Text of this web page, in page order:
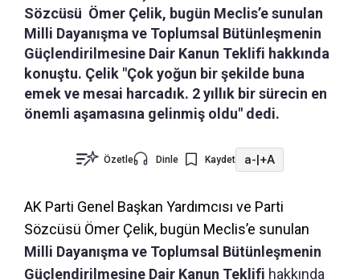
Sözcüsü Ömer Çelik, bugün Meclis’e sunulan
Milli Dayanışma ve Toplumsal Bütünleşmenin
Güçlendirilmesine Dair Kanun Teklifi hakkında
konuştu. Çelik "Çok yoğun bir şekilde buna
emek ve mesai harcadık. 2 yıllık bir sürecin en
önemli aşamasına gelinmiş oldu" dedi.
Özetle Dinle Kaydet a-|+A
AK Parti Genel Başkan Yardımcısı ve Parti
Sözcüsü Ömer Çelik, bugün Meclis’e sunulan
Milli Dayanışma ve Toplumsal Bütünleşmenin
Güçlendirilmesine Dair Kanun Teklifi hakkında